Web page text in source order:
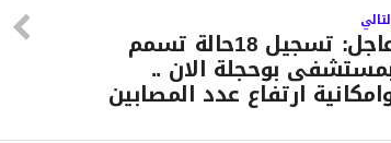
عاجل: تسجيل 18حالة تسمم
بوحجلة الان ..
ارتفاع عدد المصابين